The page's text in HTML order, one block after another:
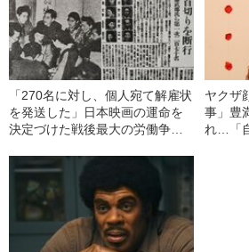
「270名に対し、個人宛て解雇状
を発送した」日本映画の運命を
決定づけた戦後最大の労働争議
ヤクザ
事」豊
れ…「